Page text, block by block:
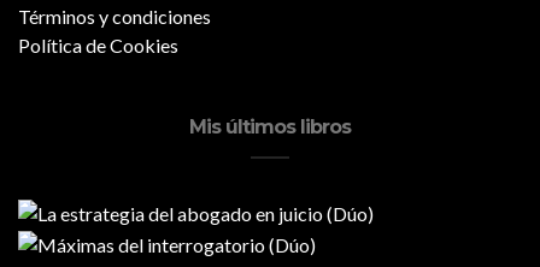
Términos y condiciones
Política de Cookies
Mis últimos libros